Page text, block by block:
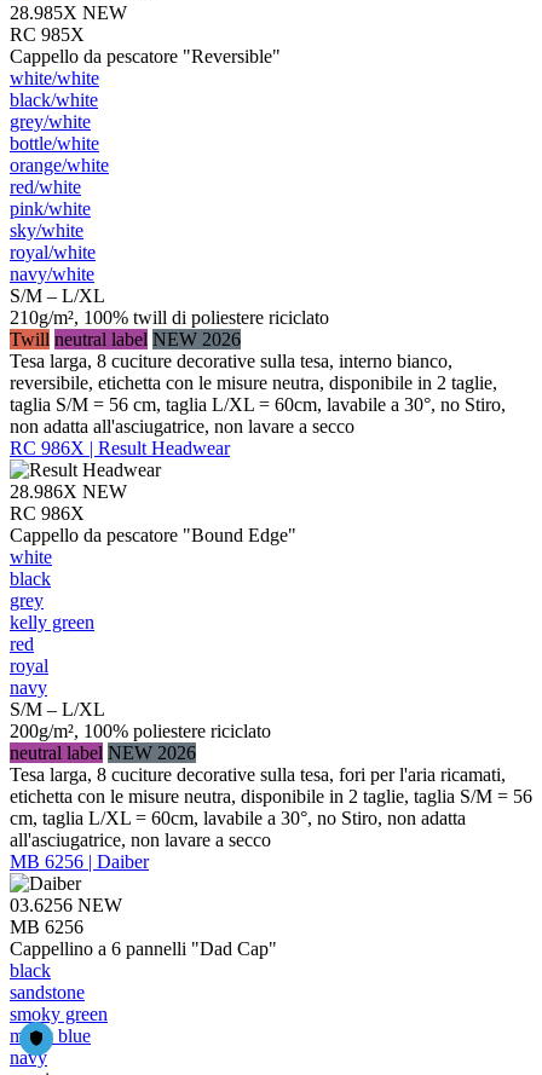
28.985X NEW
RC 985X
Cappello da pescatore "Reversible"
white/​white
black/​white
grey/​white
bottle/​white
orange/​white
red/​white
pink/​white
sky/​white
royal/​white
navy/​white
S/M – L/XL
210g/m², 100% twill di poliestere riciclato
Twill neutral label NEW 2026
Tesa larga, 8 cuciture decorative sulla tesa, interno bianco,
reversibile, etichetta con le misure neutra, disponibile in 2 taglie,
taglia S/M = 56 cm, taglia L/XL = 60cm, lavabile a 30°, no Stiro,
non adatta all'asciugatrice, non lavare a secco
RC 986X | Result Headwear
28.986X NEW
RC 986X
Cappello da pescatore "Bound Edge"
white
black
grey
kelly green
red
royal
navy
S/M – L/XL
200g/m², 100% poliestere riciclato
neutral label NEW 2026
Tesa larga, 8 cuciture decorative sulla tesa, fori per l'aria ricamati,
etichetta con le misure neutra, disponibile in 2 taglie, taglia S/M = 56
cm, taglia L/XL = 60cm, lavabile a 30°, no Stiro, non adatta
all'asciugatrice, non lavare a secco
MB 6256 | Daiber
03.6256 NEW
MB 6256
Cappellino a 6 pannelli "Dad Cap"
black
sandstone
smoky green
milky blue
navy